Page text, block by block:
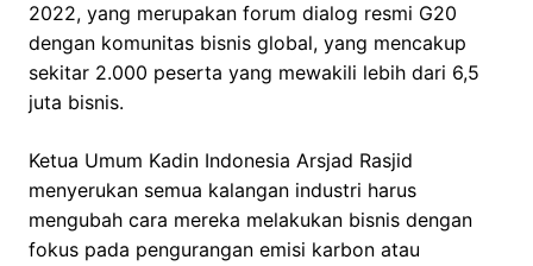
2022, yang merupakan forum dialog resmi G20
dengan komunitas bisnis global, yang mencakup
sekitar 2.000 peserta yang mewakili lebih dari 6,5
juta bisnis.
Ketua Umum Kadin Indonesia Arsjad Rasjid
menyerukan semua kalangan industri harus
mengubah cara mereka melakukan bisnis dengan
fokus pada pengurangan emisi karbon atau